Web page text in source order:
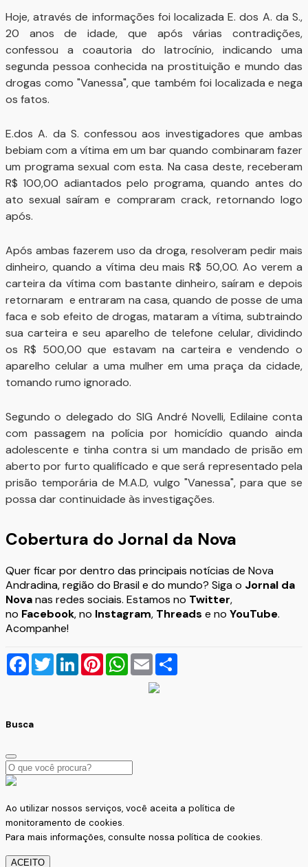
Hoje, através de informações foi localizada E. dos A. da S.,
20 anos de idade, que após várias contradições,
confessou a coautoria do latrocínio, indicando uma
segunda pessoa conhecida na prostituição e mundo das
drogas como "Vanessa", que também foi localizada e nega
os fatos.
E.dos A. da S. confessou aos investigadores que ambas
bebiam com a vítima em um bar quando combinaram fazer
um programa sexual com esta. Na casa deste, receberam
R$ 100,00 adiantados pelo programa, quando antes do
ato sexual saíram e compraram crack, retornando logo
após.
Após ambas fazerem uso da droga, resolveram pedir mais
dinheiro, quando a vítima deu mais R$ 50,00. Ao verem a
carteira da vítima com bastante dinheiro, saíram e depois
retornaram e entraram na casa, quando de posse de uma
faca e sob efeito de drogas, mataram a vítima, subtraindo
sua carteira e seu aparelho de telefone celular, dividindo
os R$ 500,00 que estavam na carteira e vendendo o
aparelho celular a uma mulher em uma praça da cidade,
tomando rumo ignorado.
Segundo o delegado do SIG André Novelli, Edilaine conta
com passagem na polícia por homicídio quando ainda
adolescente e tinha contra si um mandado de prisão em
aberto por furto qualificado e que será representado pela
prisão temporária de M.A.D, vulgo "Vanessa", para que se
possa dar continuidade às investigações.
Cobertura do Jornal da Nova
Quer ficar por dentro das principais notícias de Nova
Andradina, região do Brasil e do mundo? Siga o Jornal da
Novanas redes sociais. Estamos no Twitter,
no Facebook, no Instagram, Threads e no YouTube.
Acompanhe!
Facebook
TwitterLinkedInPinterestWhatsApp
Email
Busca
Ao utilizar nossos serviços, você aceita a política de
monitoramento de cookies.
Para mais informações, consulte nossa política de cookies.
ACEITO